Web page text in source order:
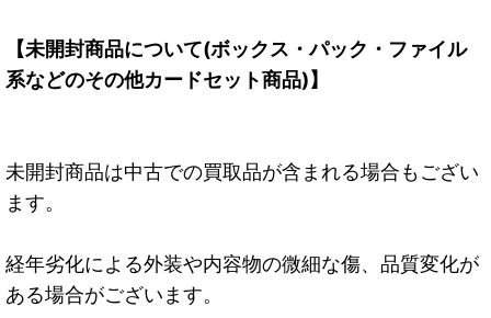
【未開封商品について(ボックス・パック・ファイル
系などのその他カードセット商品)】
未開封商品は中古での買取品が含まれる場合もござい
ます。
経年劣化による外装や内容物の微細な傷、品質変化が
ある場合がございます。